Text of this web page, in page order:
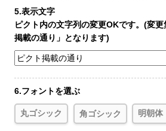
5.表示文字
ピクト内の文字列の変更OKです。(変
掲載の通り」となります)
6.フォントを選ぶ
丸ゴシック 角ゴシック 明朝体